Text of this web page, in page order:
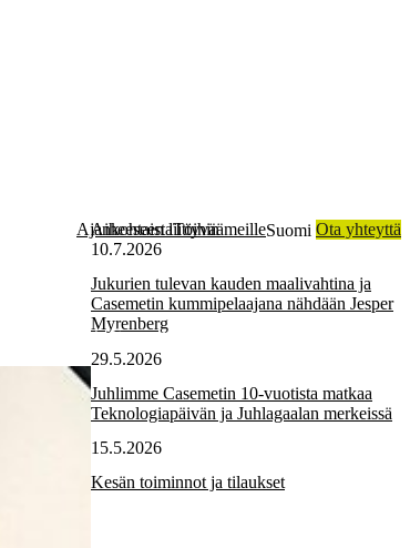
AjankohtaistaTöihin meilleSuomi Ota yhteyttä
Koteloratkaisut Sopimusvalmistus
Aiheeseen liittyvää
10.7.2026
Jukurien tulevan kauden maalivahtina ja
Casemetin kummipelaajana nähdään Jesper
Myrenberg
29.5.2026
Juhlimme Casemetin 10-vuotista matkaa
Teknologiapäivän ja Juhlagaalan merkeissä
15.5.2026
Kesän toiminnot ja tilaukset